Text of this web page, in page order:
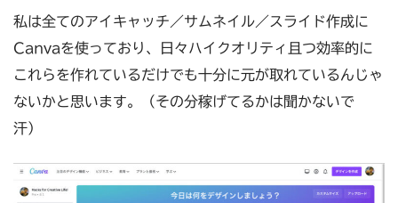
私は全てのアイキャッチ／サムネイル／スライド作成に
Canvaを使っており、日々ハイクオリティ且つ効率的に
これらを作れているだけでも十分に元が取れているんじゃ
ないかと思います。（その分稼げてるかは聞かないで
汗）